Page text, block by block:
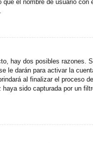
el nombre de usuario
hay dos posibles
le darán para activar la
al finalizar el
sido capturada por un